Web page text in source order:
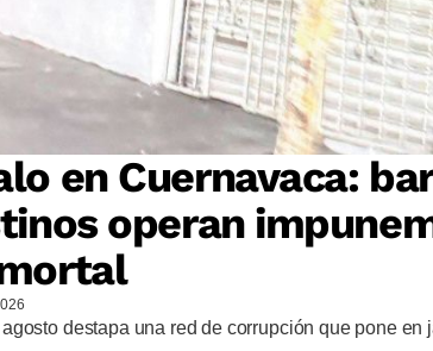
en Cuernavaca:
operan
destapa una red de corrupción que pone en